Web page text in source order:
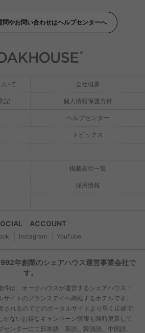
問やお問い合わせはヘルプセンターへ
いて 会社概要
記 個人情報保護方針
ヘルプセンター
トピックス
掲載会社一覧
採用情報
ACCOUNT
Instagram YouTube
年創業のシェアハウス運営事業会社で
す。
は、オークハウスが運営するシェアハウス・
イトのグランステイへ掲載するホテルです。
されるのでどのポータルサイトより早く正確で
かないお得なキャンペーン情報も随時更新して
ンターにて日本語、英語、韓国語、中国語、